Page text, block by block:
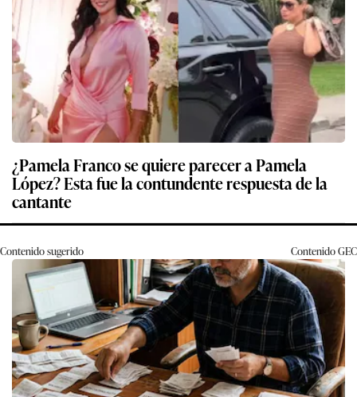
¿Pamela Franco se quiere parecer a Pamela
López? Esta fue la contundente respuesta de la
cantante
Contenido sugerido ContenidoGEC